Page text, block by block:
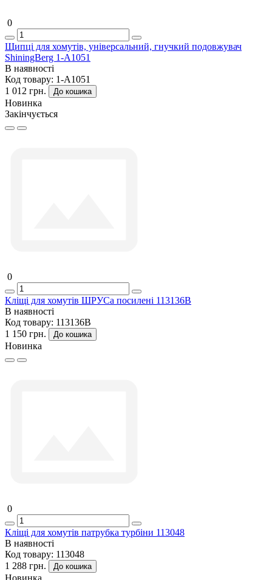
0
Щипці для хомутів, універсальний, гнучкий подовжувач
ShiningBerg 1-A1051
В наявності
Код товару: 1-A1051
1 012 грн.
До кошика
Новинка
Закінчується
0
Кліщі для хомутів ШРУСа посилені 113136B
В наявності
Код товару: 113136B
1 150 грн.
До кошика
Новинка
0
Кліщі для хомутів патрубка турбіни 113048
В наявності
Код товару: 113048
1 288 грн.
До кошика
Новинка